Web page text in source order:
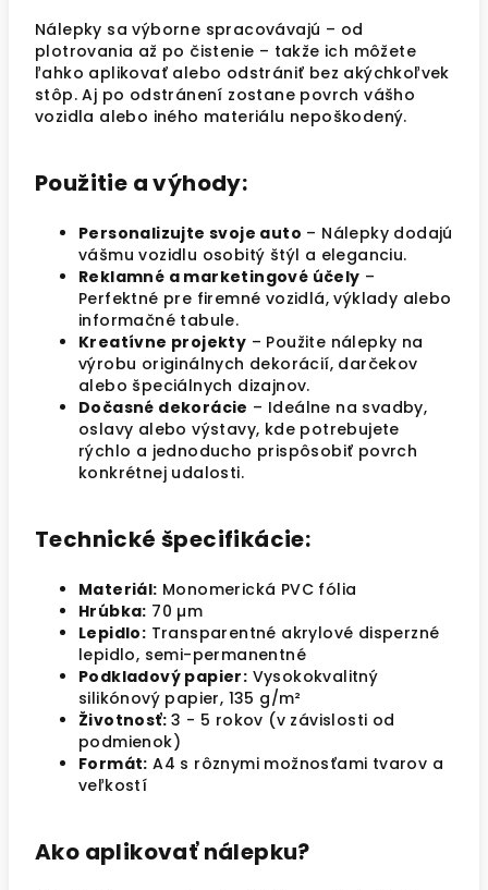
Nálepky sa výborne spracovávajú – od
plotrovania až po čistenie – takže ich môžete
ľahko aplikovať alebo odstrániť bez akýchkoľvek
stôp. Aj po odstránení zostane povrch vášho
vozidla alebo iného materiálu nepoškodený.
Použitie a výhody:
Personalizujte svoje auto – Nálepky dodajú
vášmu vozidlu osobitý štýl a eleganciu.
Reklamné a marketingové účely –
Perfektné pre firemné vozidlá, výklady alebo
informačné tabule.
Kreatívne projekty – Použite nálepky na
výrobu originálnych dekorácií, darčekov
alebo špeciálnych dizajnov.
Dočasné dekorácie – Ideálne na svadby,
oslavy alebo výstavy, kde potrebujete
rýchlo a jednoducho prispôsobiť povrch
konkrétnej udalosti.
Technické špecifikácie:
Materiál: Monomerická PVC fólia
Hrúbka: 70 µm
Lepidlo: Transparentné akrylové disperzné
lepidlo, semi-permanentné
Podkladový papier: Vysokokvalitný
silikónový papier, 135 g/m²
Životnosť: 3 - 5 rokov (v závislosti od
podmienok)
Formát: A4 s rôznymi možnosťami tvarov a
veľkostí
Ako aplikovať nálepku?